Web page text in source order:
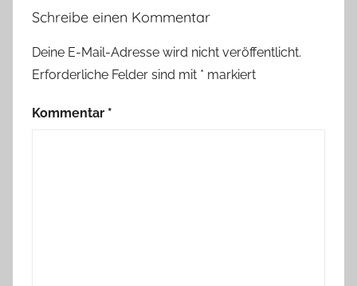
Schreibe einen Kommentar
Deine E-Mail-Adresse wird nicht veröffentlicht.
Erforderliche Felder sind mit * markiert
Kommentar *